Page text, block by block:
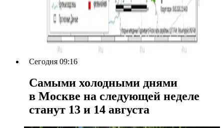
Сегодня 09:16
Самыми холодными днями
в Москве на следующей неделе
станут 13 и 14 августа